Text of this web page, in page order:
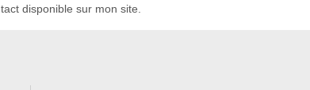
disponible sur mon site.